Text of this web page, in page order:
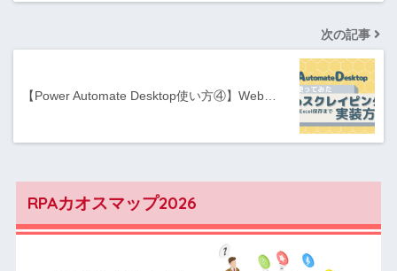
次の記事
【Power Automate Desktop使い方④】Web…
RPAカオスマップ2026